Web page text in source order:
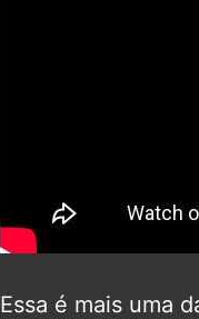
Essa é mais uma